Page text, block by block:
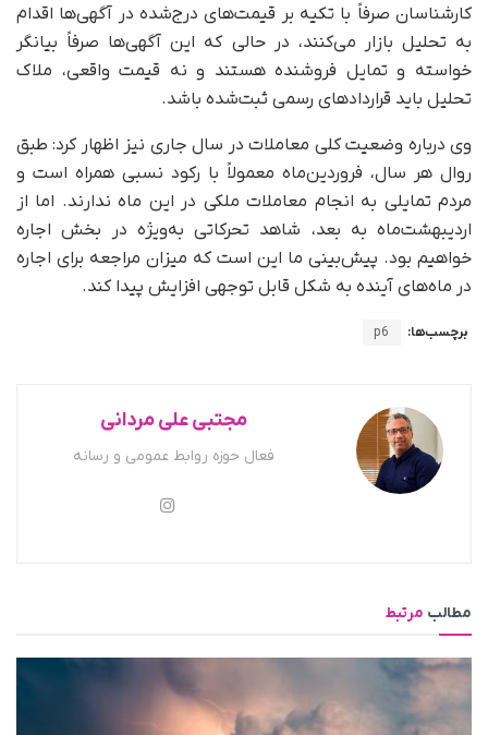
کارشناسان صرفاً با تکیه بر قیمت‌های درج‌شده در آگهی‌ها اقدام
به تحلیل بازار می‌کنند، در حالی که این آگهی‌ها صرفاً بیانگر
خواسته و تمایل فروشنده هستند و نه قیمت واقعی، ملاک
تحلیل باید قراردادهای رسمی ثبت‌شده باشد.
وی درباره وضعیت کلی معاملات در سال جاری نیز اظهار کرد: طبق
روال هر سال، فروردین‌ماه معمولاً با رکود نسبی همراه است و
مردم تمایلی به انجام معاملات ملکی در این ماه ندارند. اما از
اردیبهشت‌ماه به بعد، شاهد تحرکاتی به‌ویژه در بخش اجاره
خواهیم بود. پیش‌بینی ما این است که میزان مراجعه برای اجاره
در ماه‌های آینده به شکل قابل توجهی افزایش پیدا کند.
برچسب‌ها: p6
مجتبی علی مردانی
فعال حوزه روابط عمومی و رسانه
مطالب مرتبط